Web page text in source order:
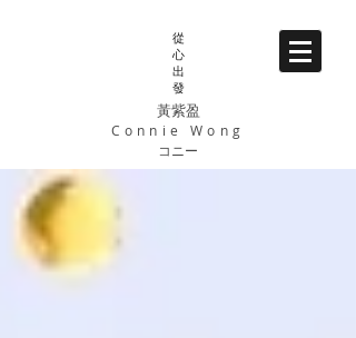
從
心
出
發
黃紫盈
Connie Wong
コニー